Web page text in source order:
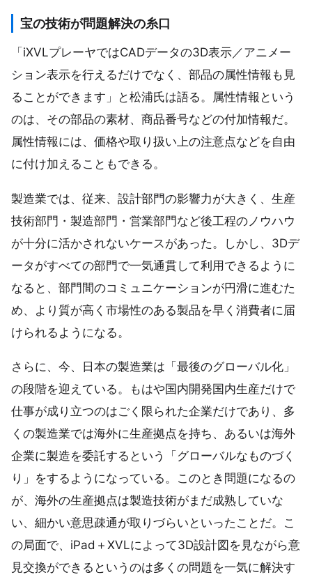
宝の技術が問題解決の糸口
「iXVLプレーヤではCADデータの3D表示／アニメー
ション表示を行えるだけでなく、部品の属性情報も見
ることができます」と松浦氏は語る。属性情報という
のは、その部品の素材、商品番号などの付加情報だ。
属性情報には、価格や取り扱い上の注意点などを自由
に付け加えることもできる。
製造業では、従来、設計部門の影響力が大きく、生産
技術部門・製造部門・営業部門など後工程のノウハウ
が十分に活かされないケースがあった。しかし、3Dデ
ータがすべての部門で一気通貫して利用できるように
なると、部門間のコミュニケーションが円滑に進むた
め、より質が高く市場性のある製品を早く消費者に届
けられるようになる。
さらに、今、日本の製造業は「最後のグローバル化」
の段階を迎えている。もはや国内開発国内生産だけで
仕事が成り立つのはごく限られた企業だけであり、多
くの製造業では海外に生産拠点を持ち、あるいは海外
企業に製造を委託するという「グローバルなものづく
り」をするようになっている。このとき問題になるの
が、海外の生産拠点は製造技術がまだ成熟していな
い、細かい意思疎通が取りづらいといったことだ。こ
の局面で、iPad＋XVLによって3D設計図を見ながら意
見交換ができるというのは多くの問題を一気に解決す